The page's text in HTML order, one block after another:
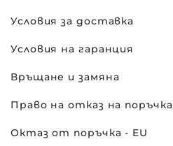
Условия за доставка
Условия на гаранция
Връщане и замяна
Право на отказ на поръчка
Октаз от поръчка - EU